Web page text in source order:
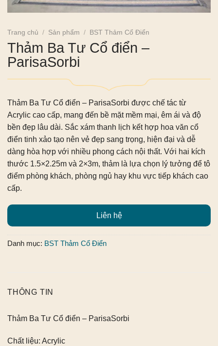
Trang chủ / Sản phẩm / BST Thảm Cổ Điển
Thảm Ba Tư Cổ điển –
ParisaSorbi
Thảm Ba Tư Cổ điển – ParisaSorbi được chế tác từ
Acrylic cao cấp, mang đến bề mặt mềm mại, êm ái và độ
bền đẹp lâu dài. Sắc xám thanh lịch kết hợp hoa văn cổ
điển tinh xảo tạo nên vẻ đẹp sang trọng, hiện đại và dễ
dàng hòa hợp với nhiều phong cách nội thất. Với hai kích
thước 1.5×2.25m và 2×3m, thảm là lựa chọn lý tưởng để tô
điểm phòng khách, phòng ngủ hay khu vực tiếp khách cao
cấp.
Liên hệ
Danh mục: BST Thảm Cổ Điển
THÔNG TIN
Thảm Ba Tư Cổ điển – ParisaSorbi
Chất liệu: Acrylic